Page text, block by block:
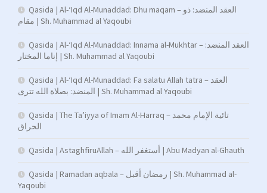
Qasida | Al-‘Iqd Al-Munaddad: Dhu maqam – العقد المنضد: ذو
مقام | Sh. Muhammad al Yaqoubi
Qasida | Al-‘Iqd Al-Munaddad: Innama al-Mukhtar – العقد المنضد:
إناما المختار | Sh. Muhammad al Yaqoubi
Qasida | Al-‘Iqd Al-Munaddad: Fa salatu Allah tatra – العقد
المنضد: بصلاة الله تترى | Sh. Muhammad al Yaqoubi
Qasida | The Ta’iyya of Imam Al-Harraq – تائية الإمام محمد
الحراق
Qasida | AstaghfiruAllah – أستغفر الله | Abu Madyan al-Ghauth
Qasida | Ramadan aqbala – رمضان أقبل | Sh. Muhammad al-
Yaqoubi